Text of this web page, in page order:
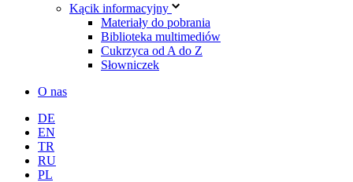
Kącik informacyjny
Materiały do pobrania
Biblioteka multimediów
Cukrzyca od A do Z
Słowniczek
O nas
DE
EN
TR
RU
PL